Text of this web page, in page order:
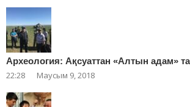
Археология: Ақсуаттан «Алтын адам»
22:28 Маусым 9, 2018